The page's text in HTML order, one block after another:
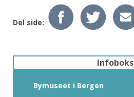
Del side:
Infoboks
Bymuseet i Bergen